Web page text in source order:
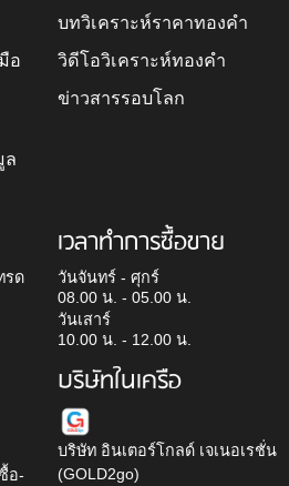
อ
ล
บทวิเคราะห์ราคาทองคำ
วิดีโอวิเคราะห์ทองคำ
ข่าวสารรอบโลก
รด
อ-
เวลาทำการซื้อขาย
วันจันทร์ - ศุกร์
08.00 น. - 05.00 น.
วันเสาร์
10.00 น. - 12.00 น.
บริษัทในเครือ
บริษัท อินเตอร์โกลด์ เจเนอเรชั่น
(GOLD2go)